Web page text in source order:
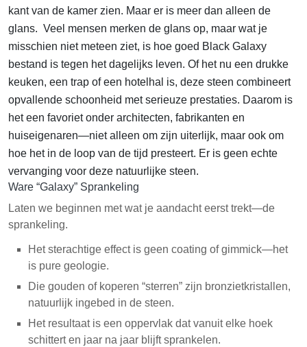
kant van de kamer zien. Maar er is meer dan alleen de
glans. Veel mensen merken de glans op, maar wat je
misschien niet meteen ziet, is hoe goed Black Galaxy
bestand is tegen het dagelijks leven. Of het nu een drukke
keuken, een trap of een hotelhal is, deze steen combineert
opvallende schoonheid met serieuze prestaties. Daarom is
het een favoriet onder architecten, fabrikanten en
huiseigenaren—niet alleen om zijn uiterlijk, maar ook om
hoe het in de loop van de tijd presteert. Er is geen echte
vervanging voor deze natuurlijke steen.
Ware “Galaxy” Sprankeling
Laten we beginnen met wat je aandacht eerst trekt—de
sprankeling.
Het sterachtige effect is geen coating of gimmick—het
is pure geologie.
Die gouden of koperen “sterren” zijn bronzietkristallen,
natuurlijk ingebed in de steen.
Het resultaat is een oppervlak dat vanuit elke hoek
schittert en jaar na jaar blijft sprankelen.